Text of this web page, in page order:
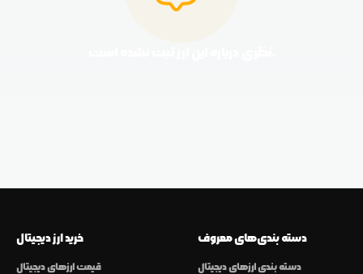
خرید ارز دیجیتال
قیمت ارزهای دیجیتال
دسته بندی‌های معروف
دسته بندی ارزهای دیجیتال